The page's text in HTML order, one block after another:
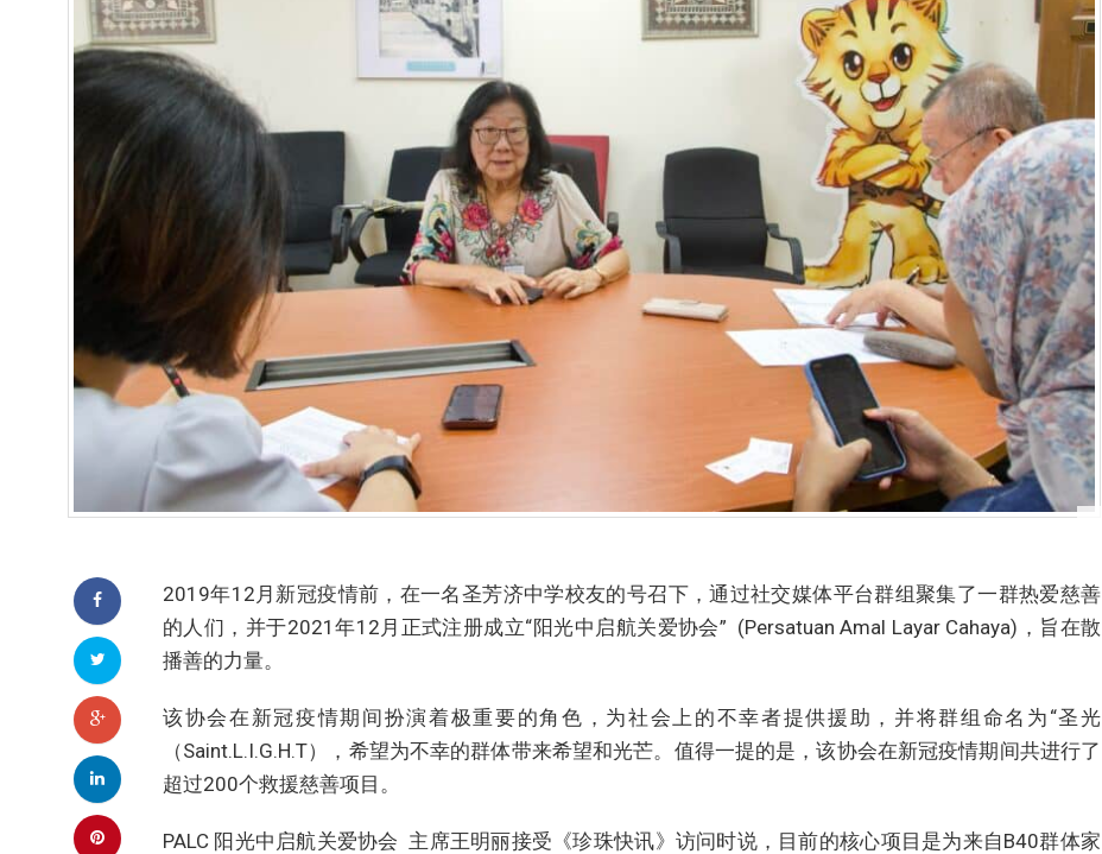
2019年12月新冠疫情前，在一名圣芳济中学校友的号召下，通过社交媒体平台群组聚集了一群热爱慈善
的人们，并于2021年12月正式注册成立“阳光中启航关爱协会” (Persatuan Amal Layar Cahaya)，旨在散
播善的力量。
该协会在新冠疫情期间扮演着极重要的角色，为社会上的不幸者提供援助，并将群组命名为“圣光
（Saint.L.I.G.H.T），希望为不幸的群体带来希望和光芒。值得一提的是，该协会在新冠疫情期间共进行了
超过200个救援慈善项目。
PALC 阳光中启航关爱协会 主席王明丽接受《珍珠快讯》访问时说，目前的核心项目是为来自B40群体家